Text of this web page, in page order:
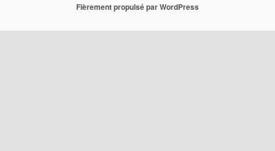
Fièrement propulsé par WordPress